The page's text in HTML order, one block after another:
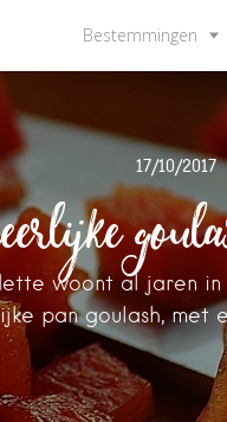
Bestemmingen
woont al jaren
pan goulash, met